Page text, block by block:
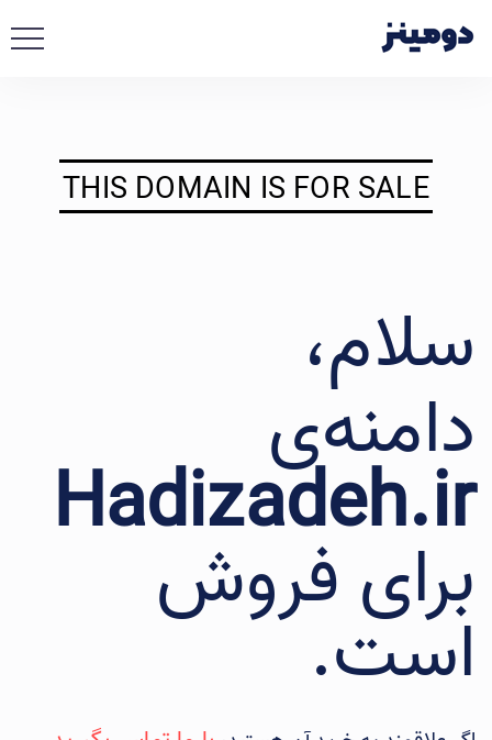
THIS DOMAIN IS FOR SALE
سلام،
دامنه‌ی
Hadizadeh.ir
برای فروش
است.